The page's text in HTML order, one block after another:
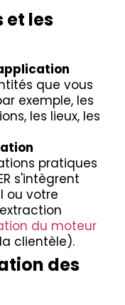
et les
que vous
exemple, les
les lieux, les
pratiques
s'intègrent
ou votre
du moteur
clientèle).
des